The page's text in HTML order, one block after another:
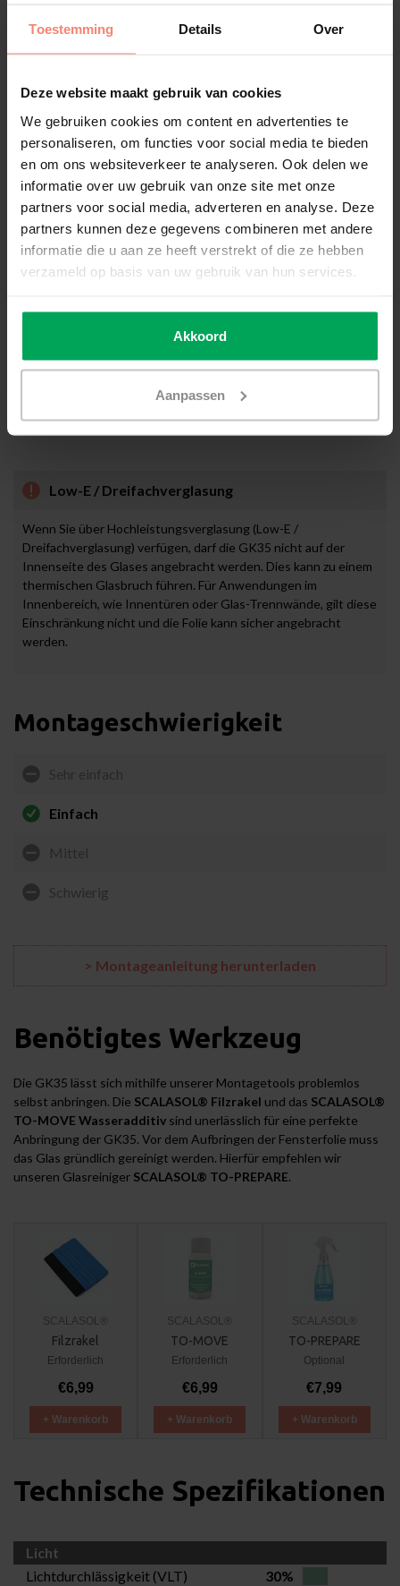
Toestemming Details Over
Deze website maakt gebruik van cookies
We gebruiken cookies om content en advertenties te
personaliseren, om functies voor social media te bieden
en om ons websiteverkeer te analyseren. Ook delen we
informatie over uw gebruik van onze site met onze
partners voor social media, adverteren en analyse. Deze
partners kunnen deze gegevens combineren met andere
informatie die u aan ze heeft verstrekt of die ze hebben
verzameld op basis van uw gebruik van hun services.
Akkoord
Aanpassen
diese Option unter der Registerkarte „Zuschnitt". Sie können die
haben und die GK35 pro Rolle bestellen möchten, können Sie dies
über die Registerkarte „Rolle" tun. Die Registerkarten sind auf
dieser Produktseite zu finden.
Montage
Vorbereitung
Bevor Sie die GK35 anbringen, müssen die notwendigen
SCALASOL® TO-PREPAREund demSCALASOL® Glasschaber
Montage Innenseite der Glases
Die GK35 wird auf der Innenseite des Fensters angebracht. Sie ist
Low-E / Dreifachverglasung
Wenn Sie über Hochleistungsverglasung (Low-E /
Dreifachverglasung) verfügen, darf die GK35 nicht auf der
Innenseite des Glases angebracht werden. Dies kann zu einem
thermischen Glasbruch führen. Für Anwendungen im
Innenbereich, wie Innentüren oder Glas-Trennwände, gilt diese
Einschränkung nicht und die Folie kann sicher angebracht
werden.
Montageschwierigkeit
Sehr einfach
Einfach
Mittel
Schwierig
> Montageanleitung herunterladen
Benötigtes Werkzeug
Die GK35 lässt sich mithilfe unserer Montagetools problemlos
selbst anbringen. Die SCALASOL® Filzrakel und das SCALASOL®
TO-MOVE Wasseradditiv sind unerlässlich für eine perfekte
Anbringung der GK35. Vor dem Aufbringen der Fensterfolie muss
das Glas gründlich gereinigt werden. Hierfür empfehlen wir
unseren Glasreiniger SCALASOL® TO-PREPARE.
SCALASOL®
Filzrakel
Erforderlich
€6,99
+ Warenkorb
SCALASOL®
TO-MOVE
Erforderlich
€6,99
+ Warenkorb
SCALASOL®
TO-PREPARE
Optional
€7,99
+ Warenkorb
Technische Spezifikationen
Licht
Lichtdurchlässigkeit (VLT)
30%